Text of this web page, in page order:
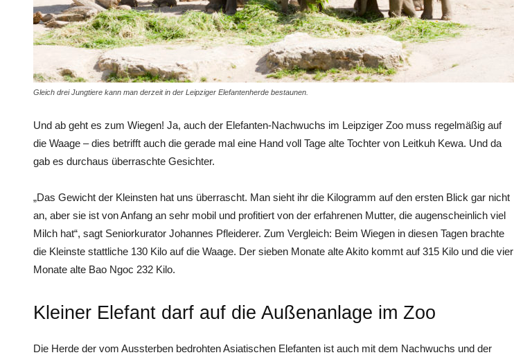
Gleich drei Jungtiere kann man derzeit in der Leipziger Elefantenherde bestaunen.
Und ab geht es zum Wiegen! Ja, auch der Elefanten-Nachwuchs im Leipziger Zoo muss regelmäßig auf
die Waage – dies betrifft auch die gerade mal eine Hand voll Tage alte Tochter von Leitkuh Kewa. Und da
gab es durchaus überraschte Gesichter.
„Das Gewicht der Kleinsten hat uns überrascht. Man sieht ihr die Kilogramm auf den ersten Blick gar nicht
an, aber sie ist von Anfang an sehr mobil und profitiert von der erfahrenen Mutter, die augenscheinlich viel
Milch hat“, sagt Seniorkurator Johannes Pfleiderer. Zum Vergleich: Beim Wiegen in diesen Tagen brachte
die Kleinste stattliche 130 Kilo auf die Waage. Der sieben Monate alte Akito kommt auf 315 Kilo und die vier
Monate alte Bao Ngoc 232 Kilo.
Kleiner Elefant darf auf die Außenanlage im Zoo
Die Herde der vom Aussterben bedrohten Asiatischen Elefanten ist auch mit dem Nachwuchs und der